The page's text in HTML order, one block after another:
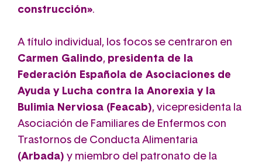
construcción».
A título individual, los focos se centraron en
Carmen Galindo, presidenta de la
Federación Española de Asociaciones de
Ayuda y Lucha contra la Anorexia y la
Bulimia Nerviosa (Feacab), vicepresidenta la
Asociación de Familiares de Enfermos con
Trastornos de Conducta Alimentaria
(Arbada) y miembro del patronato de la